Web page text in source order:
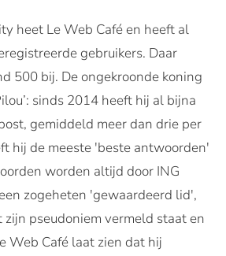
heet Le Web Café en heeft al
gebruikers. Daar
500 bij. De ongekroonde koning
sinds 2014 heeft hij al bijna
gemiddeld meer dan drie per
hij de meeste 'beste antwoorden'
worden altijd door ING
zogeheten 'gewaardeerd lid',
pseudoniem vermeld staat en
Web Café laat zien dat hij